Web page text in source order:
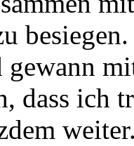
gewann
dass ich